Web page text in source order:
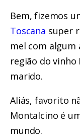
Bem, fizemos
Toscana super
mel com algum
região do
marido.
Aliás, favorito
Montalcino é
mundo.